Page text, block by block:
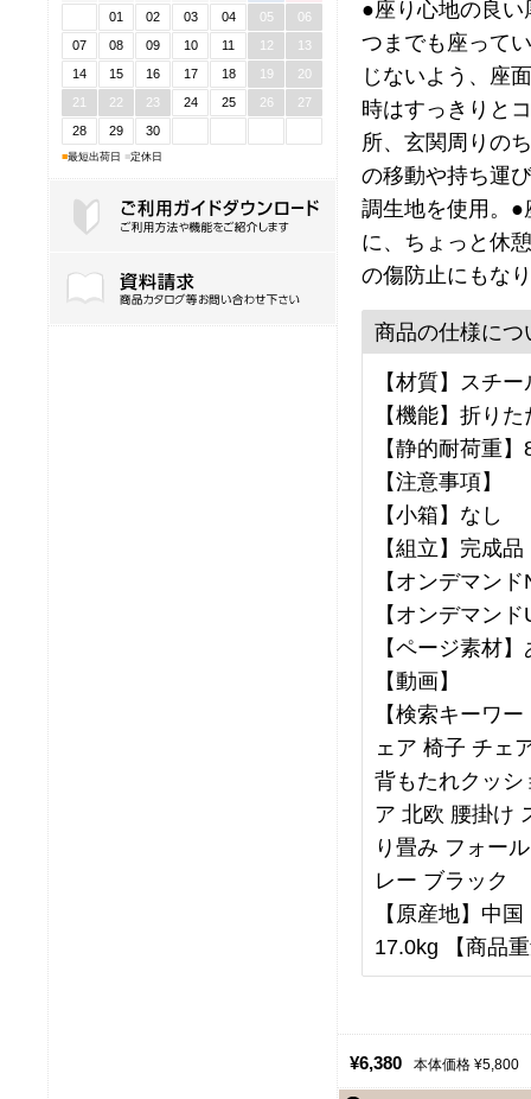
01 02 03 04 05
06
07
08 09 10 11 12
13
14
15 16 17 18 19
20
21
22 23 24 25 26
27
28
29 30
■最短出荷日 ■定休日
●座り心地の良
つまでも座って
じないよう、座
時はすっきりと
所、玄関周りの
の移動や持ち運
調生地を使用。●
に、ちょっと休
の傷防止にもな
商品の仕様につ
【材質】スチ
【機能】折り
【静的耐荷重
【注意事項】
【小箱】なし
【組立】完成品
【オンデマン
【オンデマン
【ページ素材
【動画】
【検索キーワ
ェア 椅子 チェ
背もたれクッ
ア 北欧 腰掛け
り畳み フォー
レー ブラック
【原産地】中
17.0kg 【商品
¥6,380 本体価格 ¥5,800